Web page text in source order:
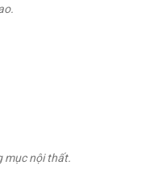
mục nội thất.